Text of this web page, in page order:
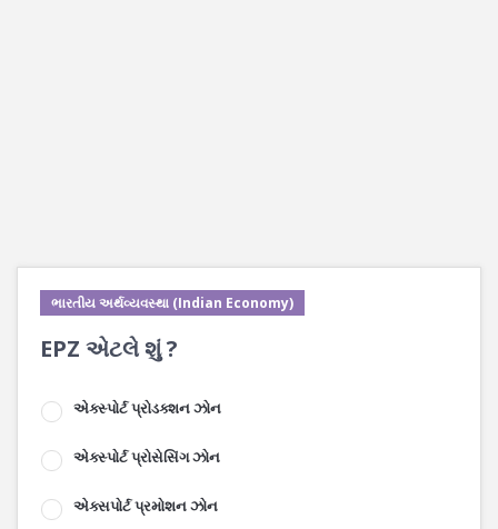
ભારતીય અર્થવ્યવસ્થા (Indian Economy)
EPZ એટલે શું ?
એક્સ્પોર્ટ પ્રોડક્શન ઝોન
એક્સ્પોર્ટ પ્રોસેસિંગ ઝોન
એક્સપોર્ટ પ્રમોશન ઝોન